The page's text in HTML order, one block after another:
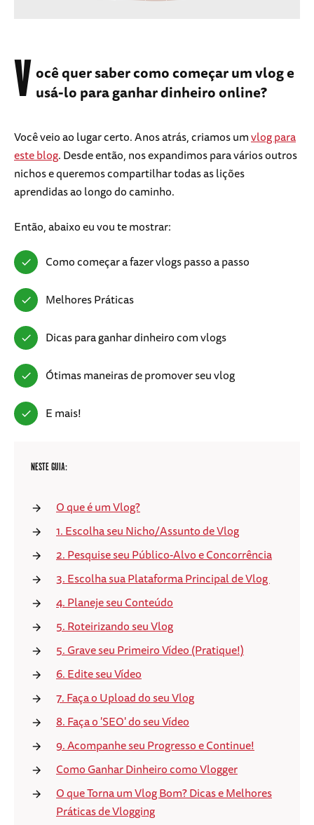
V ocê quer saber como começar um vlog e
usá-lo para ganhar dinheiro online?
Você veio ao lugar certo. Anos atrás, criamos umvlog para
este blog. Desde então, nos expandimos para vários outros
nichos e queremos compartilhar todas as lições
aprendidas ao longo do caminho.
Então, abaixo eu vou te mostrar:
Como começar a fazer vlogs passo a passo
Melhores Práticas
Dicas para ganhar dinheiro com vlogs
Ótimas maneiras de promover seu vlog
E mais!
NESTE GUIA:
O que é um Vlog?
1. Escolha seu Nicho/Assunto de Vlog
2. Pesquise seu Público-Alvo e Concorrência
3. Escolha sua Plataforma Principal de Vlog
4. Planeje seu Conteúdo
5. Roteirizando seu Vlog
5. Grave seu Primeiro Vídeo (Pratique!)
6. Edite seu Vídeo
7. Faça o Upload do seu Vlog
8. Faça o 'SEO' do seu Vídeo
9. Acompanhe seu Progresso e Continue!
Como Ganhar Dinheiro como Vlogger
O que Torna um Vlog Bom? Dicas e Melhores
Práticas de Vlogging